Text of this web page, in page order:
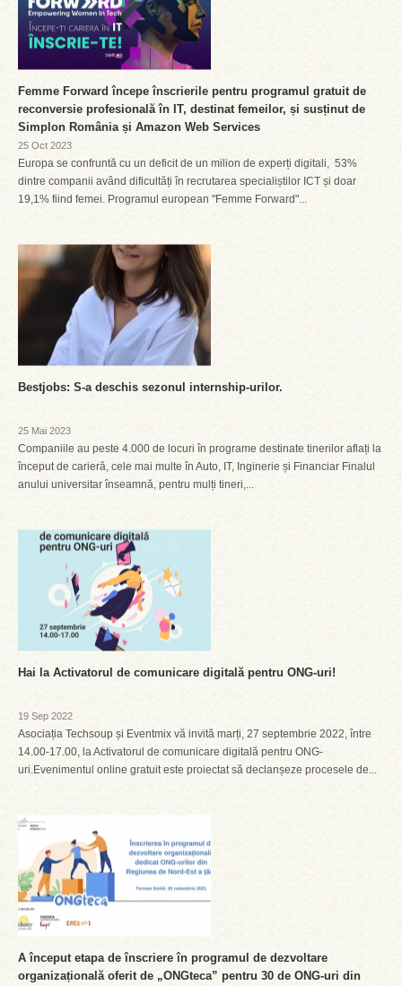
Femme Forward începe înscrierile pentru programul gratuit de
reconversie profesională în IT, destinat femeilor, și susținut de
Simplon România și Amazon Web Services
25 Oct 2023
Europa se confruntă cu un deficit de un milion de experți digitali, 53%
dintre companii având dificultăți în recrutarea specialiștilor ICT și doar
19,1% fiind femei. Programul european "Femme Forward"...
Bestjobs: S-a deschis sezonul internship-urilor.
25 Mai 2023
Companiile au peste 4.000 de locuri în programe destinate tinerilor aflați la
început de carieră, cele mai multe în Auto, IT, Inginerie și Financiar Finalul
anului universitar înseamnă, pentru mulți tineri,...
Hai la Activatorul de comunicare digitală pentru ONG-uri!
19 Sep 2022
Asociația Techsoup și Eventmix vă invită marți, 27 septembrie 2022, între
14.00-17.00, la Activatorul de comunicare digitală pentru ONG-
uri.Evenimentul online gratuit este proiectat să declanșeze procesele de...
A început etapa de înscriere în programul de dezvoltare
organizațională oferit de „ONGteca” pentru 30 de ONG-uri din